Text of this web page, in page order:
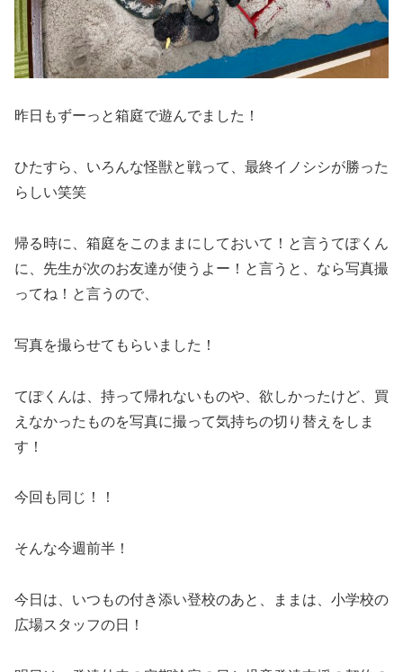
昨日もずーっと箱庭で遊んでました！
ひたすら、いろんな怪獣と戦って、最終イノシシが勝った
らしい笑笑
帰る時に、箱庭をこのままにしておいて！と言うてぽくん
に、先生が次のお友達が使うよー！と言うと、なら写真撮
ってね！と言うので、
写真を撮らせてもらいました！
てぽくんは、持って帰れないものや、欲しかったけど、買
えなかったものを写真に撮って気持ちの切り替えをしま
す！
今回も同じ！！
そんな今週前半！
今日は、いつもの付き添い登校のあと、ままは、小学校の
広場スタッフの日！